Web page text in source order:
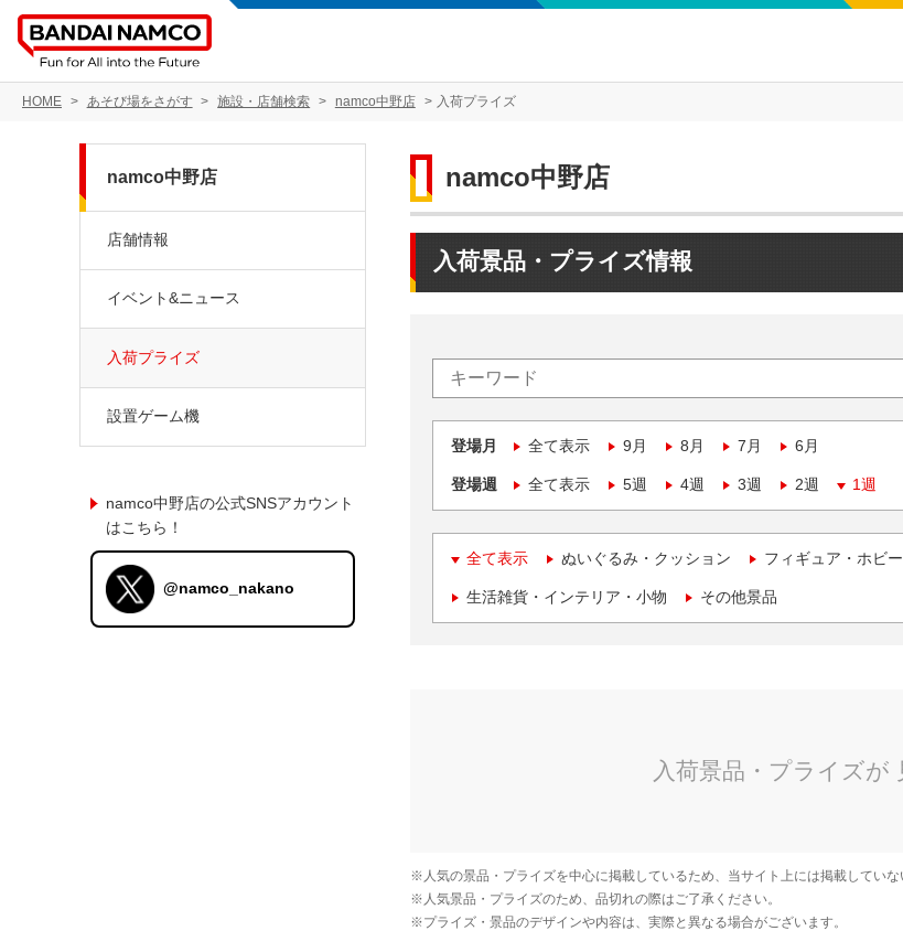
HOME あそび場をさがす 施設・店舗検索 namco中野店 入荷プライズ
namco中野店
入荷景品・プライズ情報
登場月 全て表示 9月 8月 7月 6月
登場週 全て表示 5週 4週 3週 2週 1週
全て表示 ぬいぐるみ・クッション フィギュア・ホビー
生活雑貨・インテリア・小物 その他景品
namco中野店
店舗情報
イベント&ニュース
入荷プライズ
設置ゲーム機
namco中野店の公式SNSアカウント
はこちら！
@namco_nakano